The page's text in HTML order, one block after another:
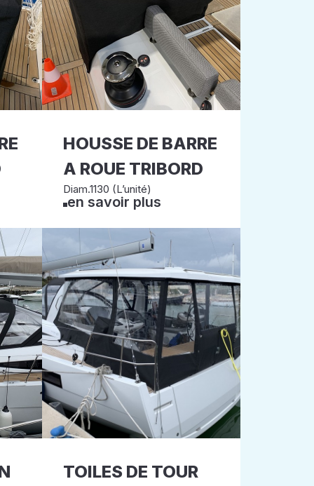
HOUSSE DE BARRE
A ROUE TRIBORD
Diam.1130 (L’unité)
en savoir plus
TOILES DE TOUR